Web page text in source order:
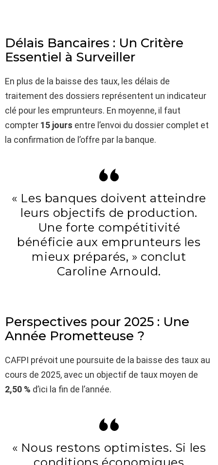
Délais Bancaires : Un Critère
Essentiel à Surveiller
En plus de la baisse des taux, les délais de
traitement des dossiers représentent un indicateur
clé pour les emprunteurs. En moyenne, il faut
compter 15 jours entre l’envoi du dossier complet et
la confirmation de l’offre par la banque.
« Les banques doivent atteindre
leurs objectifs de production.
Une forte compétitivité
bénéficie aux emprunteurs les
mieux préparés, » conclut
Caroline Arnould.
Perspectives pour 2025 : Une
Année Prometteuse ?
CAFPI prévoit une poursuite de la baisse des taux au
cours de 2025, avec un objectif de taux moyen de
2,50 % d’ici la fin de l’année.
« Nous restons optimistes. Si les